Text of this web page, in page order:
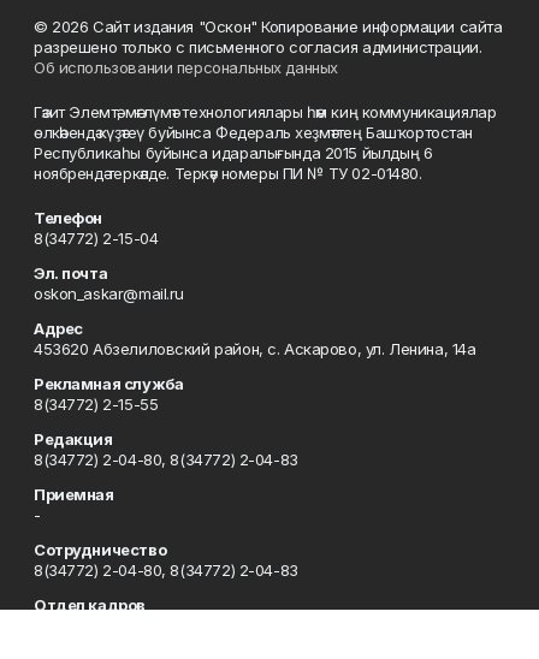
© 2026 Сайт издания "Оскон" Копирование информации сайта
разрешено только с письменного согласия администрации.
Об использовании персональных данных
Гәзит Элемтә, мәғлүмәт технологиялары һәм киң коммуникациялар
өлкәһендә күҙәтеү буйынса Федераль хеҙмәттең Башҡортостан
Республикаһы буйынса идаралығында 2015 йылдың 6
ноябрендә теркәлде. Теркәү номеры ПИ № ТУ 02-01480.
Телефон
8(34772) 2-15-04
Эл. почта
oskon_askar@mail.ru
Адрес
453620 Абзелиловский район, с. Аскарово, ул. Ленина, 14а
Рекламная служба
8(34772) 2-15-55
Редакция
8(34772) 2-04-80, 8(34772) 2-04-83
Приемная
-
Сотрудничество
8(34772) 2-04-80, 8(34772) 2-04-83
Отдел кадров